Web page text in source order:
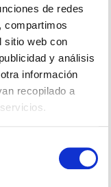
de redes
compartimos
sitio web con
y análisis
información
recopilado a
y conecta con
soluciones.
a participar:
por situar la